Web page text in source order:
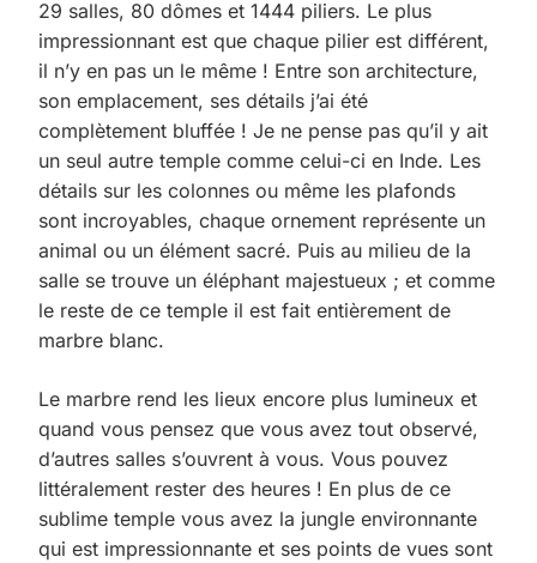
29 salles, 80 dômes et 1444 piliers. Le plus
impressionnant est que chaque pilier est différent,
il n’y en pas un le même ! Entre son architecture,
son emplacement, ses détails j’ai été
complètement bluffée ! Je ne pense pas qu’il y ait
un seul autre temple comme celui-ci en Inde. Les
détails sur les colonnes ou même les plafonds
sont incroyables, chaque ornement représente un
animal ou un élément sacré. Puis au milieu de la
salle se trouve un éléphant majestueux ; et comme
le reste de ce temple il est fait entièrement de
marbre blanc.
Le marbre rend les lieux encore plus lumineux et
quand vous pensez que vous avez tout observé,
d’autres salles s’ouvrent à vous. Vous pouvez
littéralement rester des heures ! En plus de ce
sublime temple vous avez la jungle environnante
qui est impressionnante et ses points de vues sont